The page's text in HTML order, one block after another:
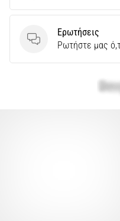
Ερωτήσεις
Ερωτήσεις
Ρωτήστε μας